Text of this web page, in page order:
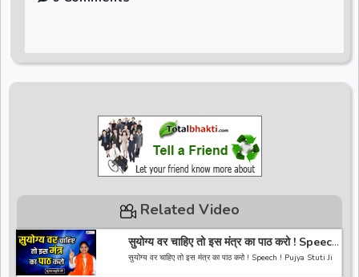
Related Video
सुयोग्य वर चाहिए तो इस मंत्र का पाठ करो ! Speech
! Pujya Stuti Ji
सुयोग्य वर चाहिए तो इस मंत्र का पाठ करो ! Speech ! Pujya Stuti Ji